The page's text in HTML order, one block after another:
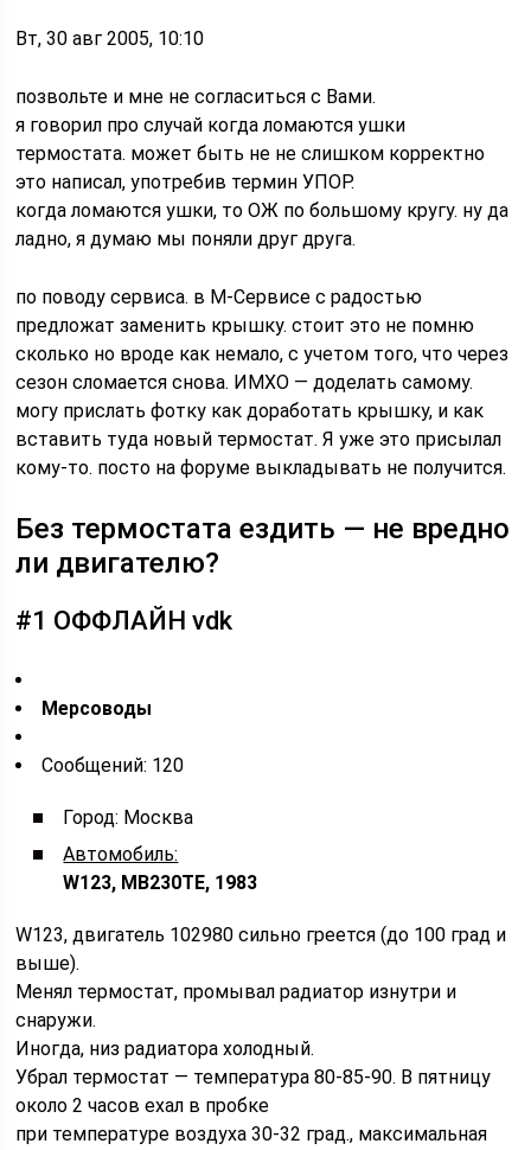
Вт, 30 авг 2005, 10:10
позвольте и мне не согласиться с Вами.
я говорил про случай когда ломаются ушки
термостата. может быть не не слишком корректно
это написал, употребив термин УПОР.
когда ломаются ушки, то ОЖ по большому кругу. ну да
ладно, я думаю мы поняли друг друга.
по поводу сервиса. в М-Сервисе с радостью
предложат заменить крышку. стоит это не помню
сколько но вроде как немало, с учетом того, что через
сезон сломается снова. ИМХО — доделать самому.
могу прислать фотку как доработать крышку, и как
вставить туда новый термостат. Я уже это присылал
кому-то. посто на форуме выкладывать не получится.
Без термостата ездить — не вредно
ли двигателю?
#1 ОФФЛАЙН vdk
Мерсоводы
Cообщений: 120
Город: Москва
Автомобиль:
W123, MB230TE, 1983
W123, двигатель 102980 сильно греется (до 100 град и
выше).
Менял термостат, промывал радиатор изнутри и
снаружи.
Иногда, низ радиатора холодный.
Убрал термостат — температура 80-85-90. В пятницу
около 2 часов ехал в пробке
при температуре воздуха 30-32 град., максимальная